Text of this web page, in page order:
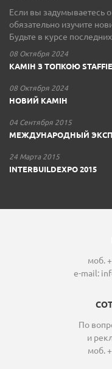
Если вы задумываетесь
обязательно изучите
Будьте в курсе
08 Октября 2024
КАМІН З ТОПКОЮ
08 Октября 2024
НОВИЙ КАМІН
04 Сентября 2015
МЕЖДУНАРОДНЫЙ
24 Марта 2015
INTERBUILDEXPO 2015
моб.
e-mail:
По
и
моб.